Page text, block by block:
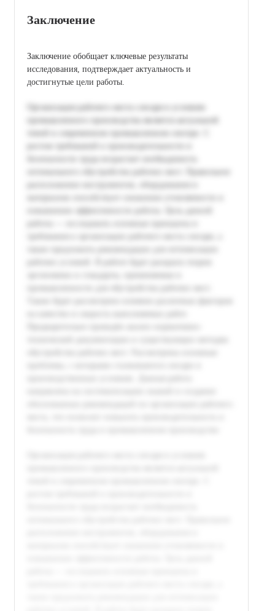
Заключение
Заключение обобщает ключевые результаты
исследования, подтверждает актуальность и
достигнутые цели работы.